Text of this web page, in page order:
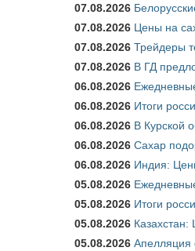
07.08.2026
07.08.2026 Цены на
07.08.2026 Трейдеры
07.08.2026 В ГД
06.08.2026
06.08.2026 Итоги
06.08.2026 В Курской
06.08.2026 Сахар
06.08.2026 Индия:
05.08.2026
05.08.2026 Итоги
05.08.2026
05.08.2026 Апелляция